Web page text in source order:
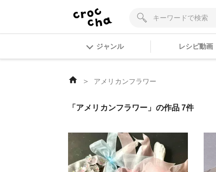
ジャンル レシピ動画
＞ アメリカンフラワー
「アメリカンフラワー」の作品 7件